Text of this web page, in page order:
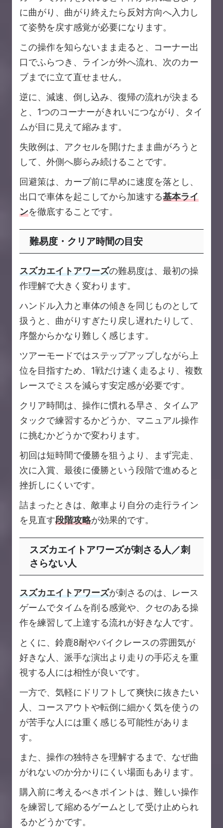
に曲がり、曲がり終えたら反対方向へ入力し
て姿勢を戻す感覚が必要になります。
この操作を知らないまま走ると、コーナー出
口でふらつき、ラインが外へ流れ、次のカー
ブまでに立て直せません。
逆に、減速、倒し込み、復帰の流れが決まる
と、1つのコーナーがきれいにつながり、タイ
ムが目に見えて縮みます。
失敗例は、アクセルを開けたまま曲がろうと
して、外側へ膨らみ続けることです。
回避策は、カーブ前に早めに速度を落とし、
出口で車体を起こしてから加速する基本ライ
ンを徹底することです。
難易度・クリア時間の目安
スズカエイトアワーズの難易度は、最初の操
作理解で大きく変わります。
ハンドル入力と車体の傾きを同じものとして
扱うと、曲がりすぎたり戻し遅れたりして、
序盤からかなり難しく感じます。
ツアーモードではステップアップしながら上
位を目指すため、1戦だけ速く走るより、複数
レースでミスを減らす安定感が必要です。
クリア時間は、操作に慣れる早さ、タイムア
タックで練習するかどうか、マニュアル操作
に挑むかどうかで変わります。
初回は短時間で優勝を狙うより、まず完走、
次に入賞、最後に優勝という段階で進めると
挫折しにくいです。
詰まったときは、敵車より自分の走行ライン
を見直す段階攻略が効果的です。
スズカエイトアワーズが刺さる人／刺
さらない人
スズカエイトアワーズが刺さるのは、レース
ゲームでタイムを削る感覚や、クセのある操
作を練習して上達する流れが好きな人です。
とくに、鈴鹿8耐やバイクレースの雰囲気が
好きな人、派手な演出より走りの手応えを重
視する人には相性が良いです。
一方で、気軽にドリフトして爽快に抜きたい
人、コースアウトや転倒に細かく気を使うの
が苦手な人には重く感じる可能性がありま
す。
また、操作の独特さを理解するまで、なぜ曲
がれないのか分かりにくい場面もあります。
購入前に考えるべきポイントは、難しい操作
を練習して縮めるゲームとして受け止められ
るかどうかです。